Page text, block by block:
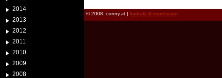
2014
2013
2012
2011
2010
2009
2008
© 2008: conny.at | kontakt & impressum